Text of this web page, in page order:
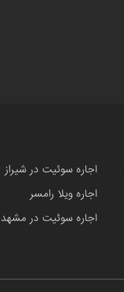
اجاره سوئیت در شیراز
اجاره ویلا رامسر
اجاره سوئیت در مشهد